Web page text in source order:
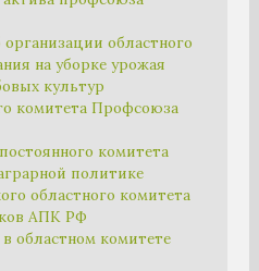
областного
на уборке урожая
культур
комитета Профсоюза
комитета
политике
областного комитета
АПК РФ
областном комитете